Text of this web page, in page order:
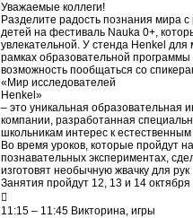
Уважаемые коллеги!
Разделите радость познания мира
детей на фестиваль Nauka 0+,
увлекательной. У стенда Henkel для
рамках образовательной
возможность пообщаться со
«Мир исследователей
Henkel»
– это уникальная образовательная
компании, разработанная
школьникам интерес к
Во время уроков, которые пройдут
познавательных экспериментах,
изготовят необычную жвачку для рук
Занятия пройдут 12, 13 и 14

11:15 – 11:45 Викторина, игры